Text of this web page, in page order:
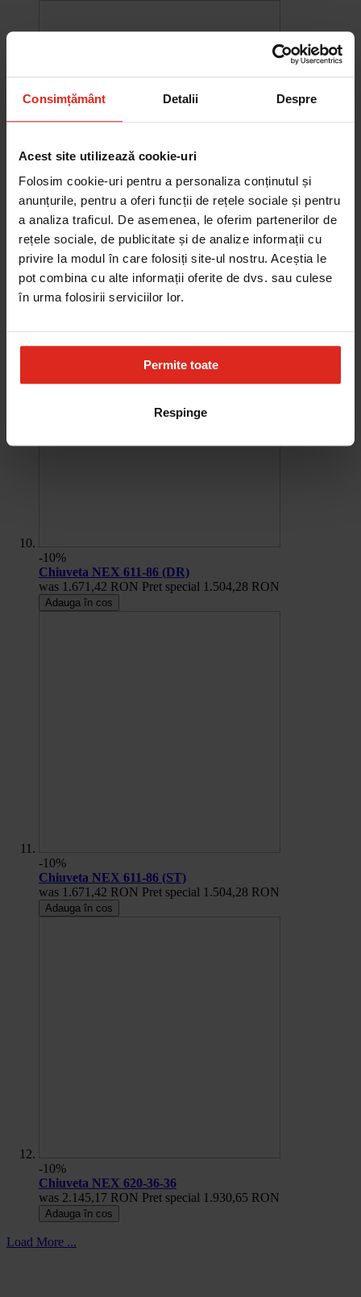
Consimțământ Detalii Despre
Acest site utilizează cookie-uri
Folosim cookie-uri pentru a personaliza conținutul și
anunțurile, pentru a oferi funcții de rețele sociale și pentru
a analiza traficul. De asemenea, le oferim partenerilor de
rețele sociale, de publicitate și de analize informații cu
privire la modul în care folosiți site-ul nostru. Aceștia le
pot combina cu alte informații oferite de dvs. sau culese
în urma folosirii serviciilor lor.
Permite toate
Respinge
-10%
Chiuveta Maris MRG 610-60
was 2.576,33 RON Pret special 2.318,70 RON
Adauga în cos
-10%
Chiuveta NEX 611-86 (DR)
was 1.671,42 RON Pret special 1.504,28 RON
Adauga în cos
-10%
Chiuveta NEX 611-86 (ST)
was 1.671,42 RON Pret special 1.504,28 RON
Adauga în cos
-10%
Chiuveta NEX 620-36-36
was 2.145,17 RON Pret special 1.930,65 RON
Adauga în cos
Load More ...